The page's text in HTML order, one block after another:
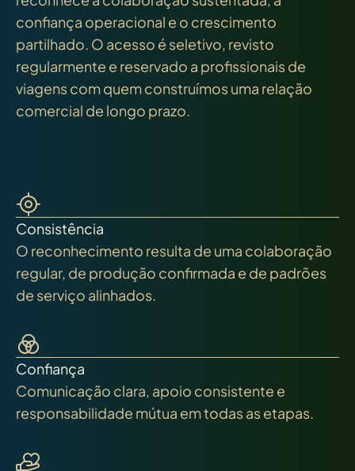
confiança operacional e o crescimento
partilhado. O acesso é seletivo, revisto
regularmente e reservado a profissionais de
viagens com quem construímos uma relação
comercial de longo prazo.
Consistência
O reconhecimento resulta de uma colaboração
regular, de produção confirmada e de padrões
de serviço alinhados.
Confiança
Comunicação clara, apoio consistente e
responsabilidade mútua em todas as etapas.